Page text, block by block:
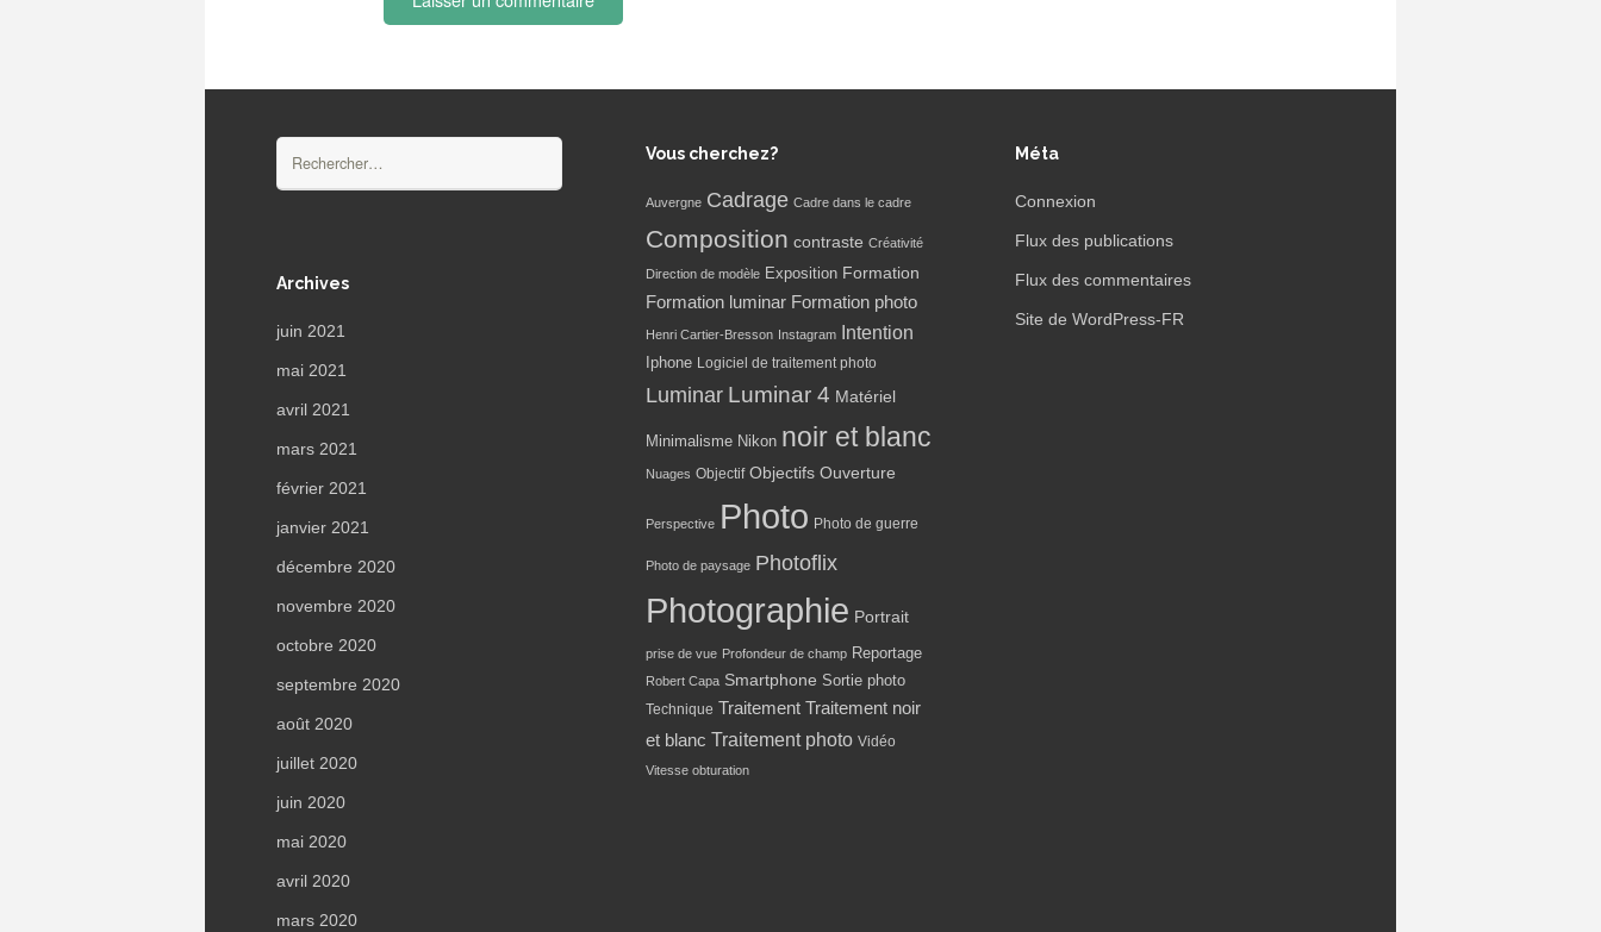
Vous cherchez?
Auvergne Cadrage Cadre dans le cadre
Composition contraste Créativité
Direction de modèle Exposition Formation
Formation luminar Formation photo
Henri Cartier-Bresson Instagram Intention
Iphone Logiciel de traitement photo
Luminar Luminar 4 Matériel
Minimalisme Nikon noir et blanc
Nuages Objectif Objectifs Ouverture
Perspective Photo Photo de guerre
Photo de paysage Photoflix
Photographie Portrait
prise de vue Profondeur de champ Reportage
Robert Capa Smartphone Sortie photo
Technique Traitement Traitement noir
et blanc Traitement photo Vidéo
Vitesse obturation
Méta
Connexion
Flux des publications
Flux des commentaires
Site de WordPress-FR
Archives
juin 2021
mai 2021
avril 2021
mars 2021
février 2021
janvier 2021
décembre 2020
novembre 2020
octobre 2020
septembre 2020
août 2020
juillet 2020
juin 2020
mai 2020
avril 2020
mars 2020